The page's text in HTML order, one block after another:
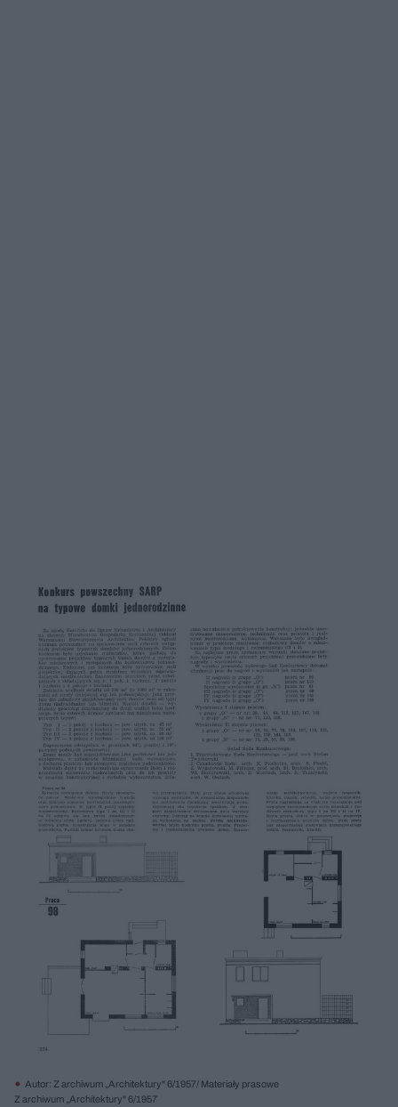
Autor: Z archiwum „Architektury" 6/1957/ Materiały prasowe
Z archiwum „Architektury" 6/1957